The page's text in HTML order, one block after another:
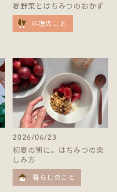
夏野菜とはちみつのおかず
料理のこと
2026/06/23
初夏の朝に。はちみつの楽
しみ方
暮らしのこと